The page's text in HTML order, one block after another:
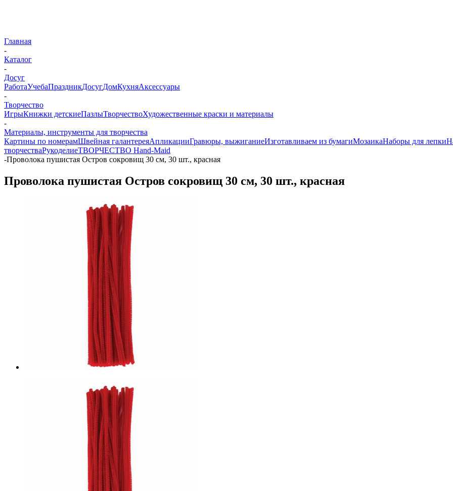
Главная
-
Каталог
-
Досуг
РаботаУчебаПраздникДосугДомКухняАксессуары
-
Творчество
ИгрыКнижки детскиеПазлыТворчествоХудожественные краски и материалы
-
Материалы, инструменты для творчества
Картины по номерамШвейная галантереяАпликацииГравюры, выжиганиеИзготавливаем из бумагиМозаикаНаборы для лепки
творчестваРукоделиеТВОРЧЕСТВО Hand-Maid
-Проволока пушистая Остров сокровищ 30 см, 30 шт., красная
Проволока пушистая Остров сокровищ 30 см, 30 шт., красная